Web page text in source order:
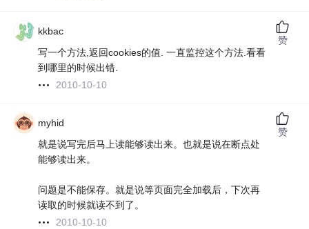
kkbac
写一个方法,返回cookies的值. 一直监控这个方法.看看
到哪里的时候出错.
2010-10-10
赞
myhid
就是说写完后马上读能够读出来。也就是说在断点处
能够读出来。
问题是不能保存。就是说等页面完全加载后，下次再
读取的时候就读不到了。
2010-10-10
赞